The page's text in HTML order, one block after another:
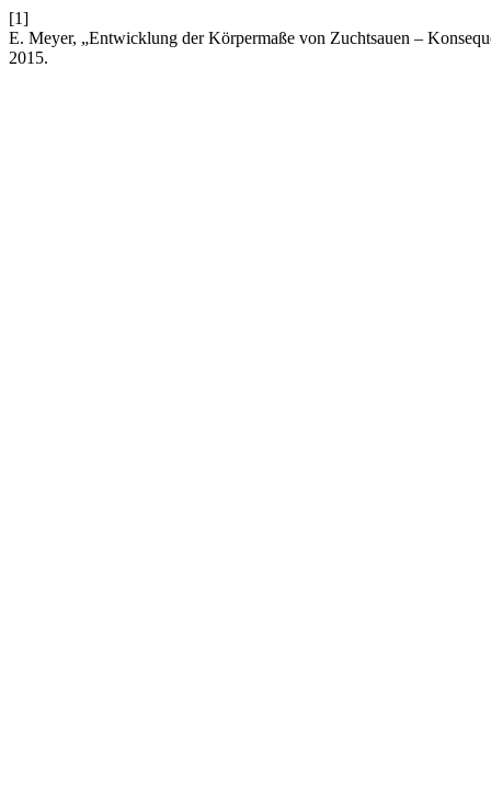
[1]
E. Meyer, „Entwicklung der Körpermaße von Zuchtsauen –
2015.